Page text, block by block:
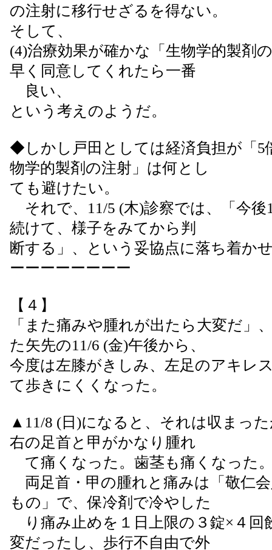
の注射に移行せざるを得ない。
そして、
(4)治療効果が確かな「生物学的製剤
早く同意してくれたら一番
良い、
という考えのようだ。
◆しかし戸田としては経済負担が「5
物学的製剤の注射」は何とし
ても避けたい。
それで、11/5 (木)診察では、「今後
続けて、様子をみてから判
断する」、という妥協点に落ち着か
ーーーーーーーー
【４】
「また痛みや腫れが出たら大変だ」
た矢先の11/6 (金)午後から、
今度は左膝がきしみ、左足のアキレ
て歩きにくくなった。
▲11/8 (日)になると、それは収まっ
右の足首と甲がかなり腫れ
て痛くなった。歯茎も痛くなった
両足首・甲の腫れと痛みは「敬仁
もの」で、保冷剤で冷やした
り痛み止めを１日上限の３錠×４回
変だったし、歩行不自由で外